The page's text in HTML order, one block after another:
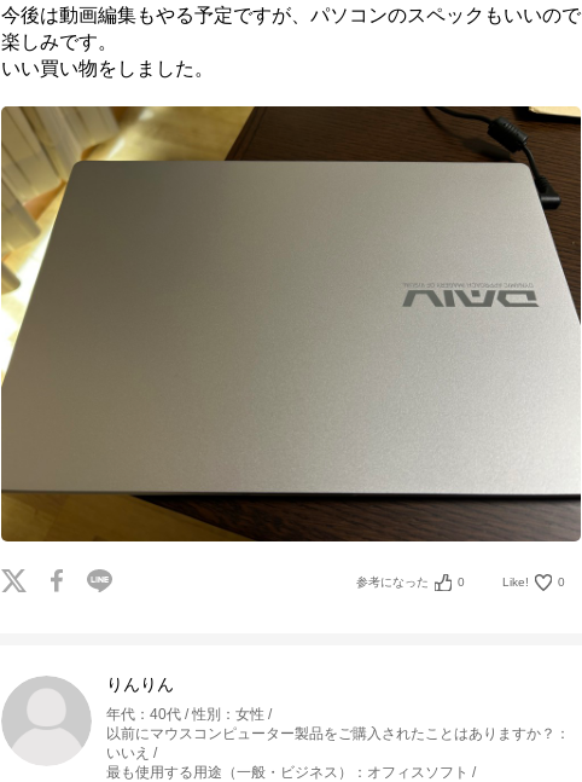
今後は動画編集もやる予定ですが、パソコンのスペックもいいので
楽しみです。
いい買い物をしました。
参考になった 0 Like! 0
りんりん
年代 ： 40代 性別 ： 女性
以前にマウスコンピューター製品をご購入されたことはありますか？ ：
いいえ
最も使用する用途（一般・ビジネス）
： オフィスソフト